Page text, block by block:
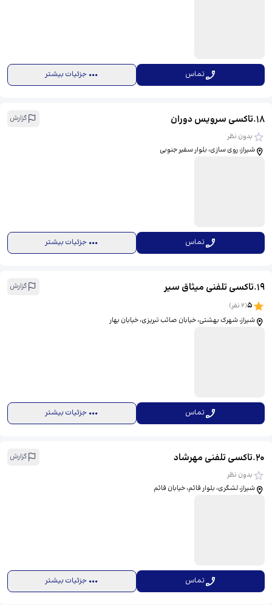
تماس جزئیات بیشتر
18
.تاکسی سرویس دوران
گزارش
بدون نظر
شیراز، روی سازی، بلوار سفیر جنوبی
تماس جزئیات بیشتر
19
.تاکسی تلفنی میثاق سیر گزارش
5
(
2نفر)
شیراز، شهرک بهشتی، خیابان صائب تبریزی، خیابان بهار
تماس جزئیات بیشتر
20
.تاکسی تلفنی مهرشاد
گزارش
بدون نظر
شیراز، لشگری، بلوار قائم، خیابان قائم
تماس جزئیات بیشتر